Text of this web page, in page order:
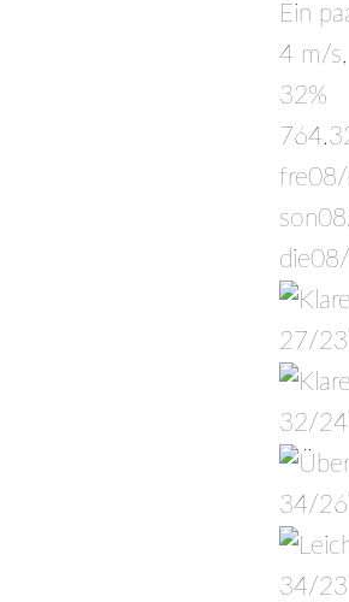
Ein
4 m/
32%
fre
son
die
27/23
32/24
34/26
34/23